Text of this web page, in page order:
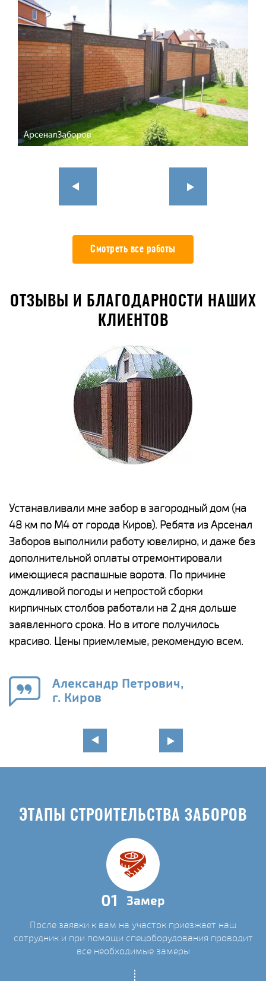
Смотреть все работы
ОТЗЫВЫ И БЛАГОДАРНОСТИ НАШИХ
КЛИЕНТОВ
Устанавливали мне забор в загородный дом (на
48 км по М4 от города Киров). Ребята из Арсенал
Заборов выполнили работу ювелирно, и даже без
дополнительной оплаты отремонтировали
имеющиеся распашные ворота. По причине
дождливой погоды и непростой сборки
кирпичных столбов работали на 2 дня дольше
заявленного срока. Но в итоге получилось
красиво. Цены приемлемые, рекомендую всем.
Александр Петрович,
г. Киров
ЭТАПЫ СТРОИТЕЛЬСТВА ЗАБОРОВ
01 Замер
После заявки к вам на участок приезжает наш
сотрудник и при помощи спецоборудования проводит
все необходимые замеры